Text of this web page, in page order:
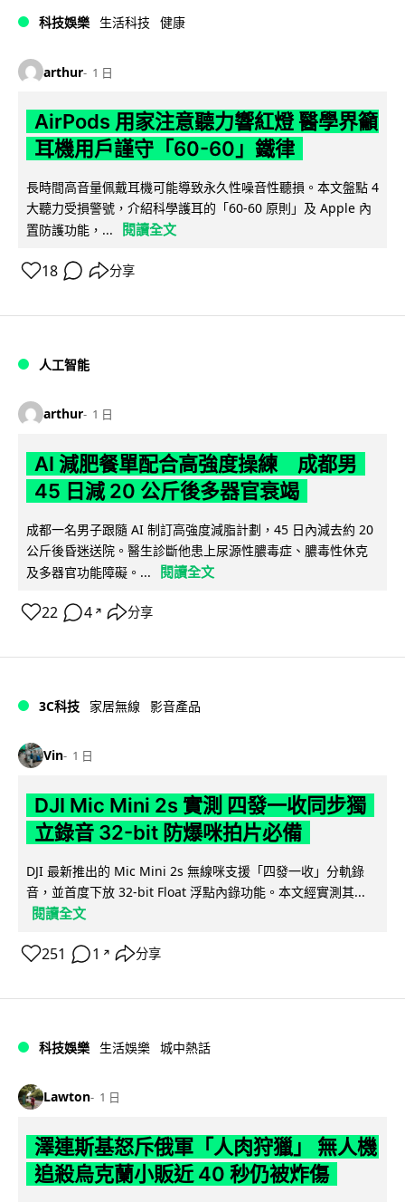
科技娛樂 生活科技 健康
arthur 1 日
AirPods 用家注意聽力響紅燈 醫學界籲
耳機用戶謹守「60-60」鐵律
長時間高音量佩戴耳機可能導致永久性噪音性聽損。本文盤點 4
大聽力受損警號，介紹科學護耳的「60-60 原則」及 Apple 內
置防護功能，...
閱讀全文
18 分享
人工智能
arthur 1 日
AI 減肥餐單配合高強度操練 成都男
45 日減 20 公斤後多器官衰竭
成都一名男子跟隨 AI 制訂高強度減脂計劃，45 日內減去約 20
公斤後昏迷送院。醫生診斷他患上尿源性膿毒症、膿毒性休克
及多器官功能障礙。...
閱讀全文
22 4 ↗ 分享
3C科技 家居無線 影音產品
Vin 1 日
DJI Mic Mini 2s 實測 四發一收同步獨
立錄音 32-bit 防爆咪拍片必備
DJI 最新推出的 Mic Mini 2s 無線咪支援「四發一收」分軌錄
音，並首度下放 32-bit Float 浮點內錄功能。本文經實測其...
閱讀全文
251 1 ↗ 分享
科技娛樂 生活娛樂 城中熱話
Lawton 1 日
澤連斯基怒斥俄軍「人肉狩獵」 無人機
追殺烏克蘭小販近 40 秒仍被炸傷